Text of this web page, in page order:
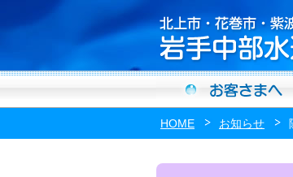
HOME お知らせ